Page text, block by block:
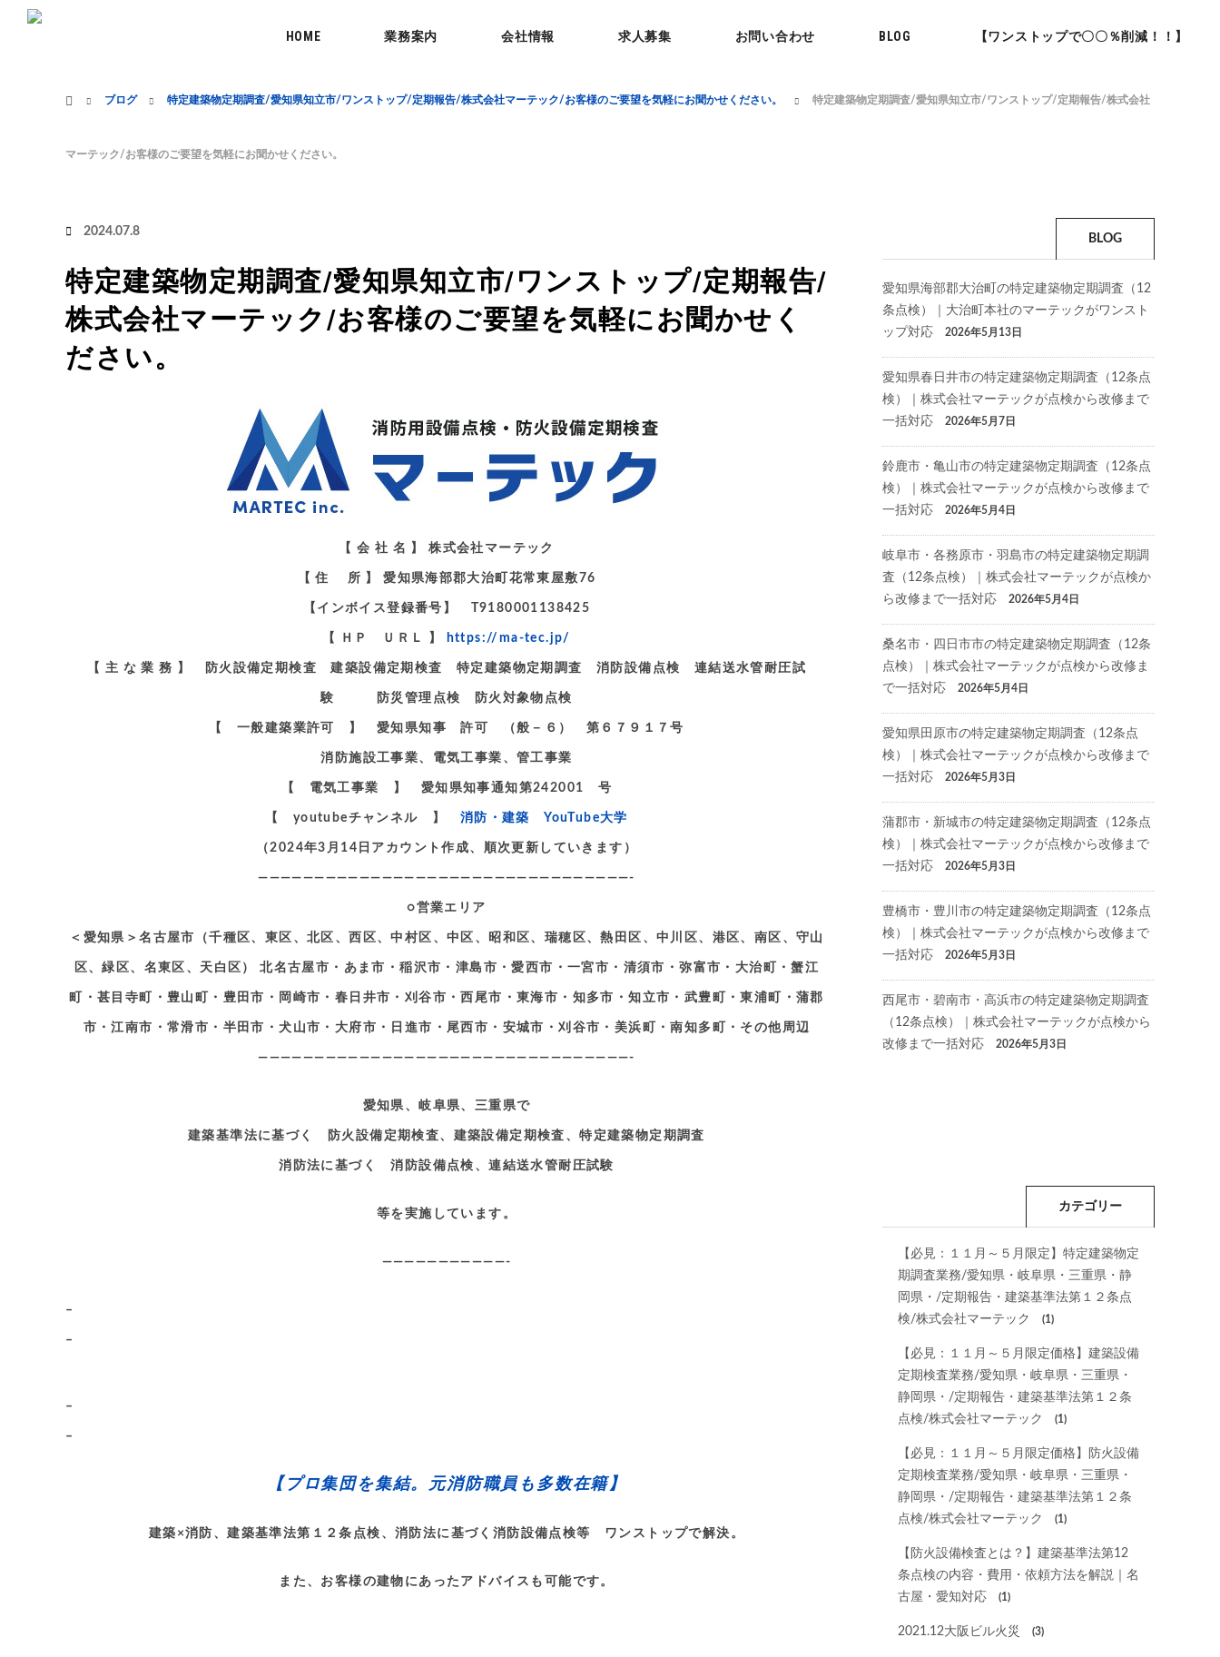
menu
HOME 業務案内 会社情報 求人募集 お問い合わせ BLOG 【ワンストップで〇〇％削減！！】
ブログ
特定建築物定期調査/愛知県知立市/ワンストップ/定期報告/株式会社マーテック/お客様のご要望を気軽にお聞かせください。 特定建築物定期調査/愛知県知立市/ワンストップ/定期報告/株式会社
マーテック/お客様のご要望を気軽にお聞かせください。
2024.07.8
特定建築物定期調査/愛知県知立市/ワンストップ/定期報告/
株式会社マーテック/お客様のご要望を気軽にお聞かせく
ださい。
【 会 社 名 】 株式会社マーテック
【 住 所 】 愛知県海部郡大治町花常東屋敷76
【インボイス登録番号】 T9180001138425
【 ＨＰ ＵＲＬ 】 https://ma-tec.jp/
【 主 な 業 務 】 防火設備定期検査 建築設備定期検査 特定建築物定期調査 消防設備点検 連結送水管耐圧試
験 防災管理点検 防火対象物点検
【 一般建築業許可 】 愛知県知事 許可 （般－６） 第６７９１７号
消防施設工事業、電気工事業、管工事業
【 電気工事業 】 愛知県知事通知第242001 号
【 youtubeチャンネル 】 消防・建築 YouTube大学
（2024年3月14日アカウント作成、順次更新していきます）
—————————————————————————————————-
○営業エリア
＜愛知県＞名古屋市（千種区、東区、北区、西区、中村区、中区、昭和区、瑞穂区、熱田区、中川区、港区、南区、守山
区、緑区、名東区、天白区） 北名古屋市・あま市・稲沢市・津島市・愛西市・一宮市・清須市・弥富市・大治町・蟹江
町・甚目寺町・豊山町・豊田市・岡崎市・春日井市・刈谷市・西尾市・東海市・知多市・知立市・武豊町・東浦町・蒲郡
市・江南市・常滑市・半田市・犬山市・大府市・日進市・尾西市・安城市・刈谷市・美浜町・南知多町・その他周辺
—————————————————————————————————-
愛知県、岐阜県、三重県で
建築基準法に基づく 防火設備定期検査、建築設備定期検査、特定建築物定期調査
消防法に基づく 消防設備点検、連結送水管耐圧試験
等を実施しています。
———————————-
–
–
–
–
【プロ集団を集結。元消防職員も多数在籍】
建築×消防、建築基準法第１２条点検、消防法に基づく消防設備点検等 ワンストップで解決。
また、お客様の建物にあったアドバイスも可能です。
BLOG
愛知県海部郡大治町の特定建築物定期調査（12
条点検）｜大治町本社のマーテックがワンスト
ップ対応
2026年5月13日
愛知県春日井市の特定建築物定期調査（12条点
検）｜株式会社マーテックが点検から改修まで
一括対応
2026年5月7日
鈴鹿市・亀山市の特定建築物定期調査（12条点
検）｜株式会社マーテックが点検から改修まで
一括対応
2026年5月4日
岐阜市・各務原市・羽島市の特定建築物定期調
査（12条点検）｜株式会社マーテックが点検か
ら改修まで一括対応
2026年5月4日
桑名市・四日市市の特定建築物定期調査（12条
点検）｜株式会社マーテックが点検から改修ま
で一括対応
2026年5月4日
愛知県田原市の特定建築物定期調査（12条点
検）｜株式会社マーテックが点検から改修まで
一括対応
2026年5月3日
蒲郡市・新城市の特定建築物定期調査（12条点
検）｜株式会社マーテックが点検から改修まで
一括対応
2026年5月3日
豊橋市・豊川市の特定建築物定期調査（12条点
検）｜株式会社マーテックが点検から改修まで
一括対応
2026年5月3日
西尾市・碧南市・高浜市の特定建築物定期調査
（12条点検）｜株式会社マーテックが点検から
改修まで一括対応
2026年5月3日
カテゴリー
【必見：１１月～５月限定】特定建築物定
期調査業務/愛知県・岐阜県・三重県・静
岡県・/定期報告・建築基準法第１２条点
検/株式会社マーテック
(1)
【必見：１１月～５月限定価格】建築設備
定期検査業務/愛知県・岐阜県・三重県・
静岡県・/定期報告・建築基準法第１２条
点検/株式会社マーテック
(1)
【必見：１１月～５月限定価格】防火設備
定期検査業務/愛知県・岐阜県・三重県・
静岡県・/定期報告・建築基準法第１２条
点検/株式会社マーテック
(1)
【防火設備検査とは？】建築基準法第12
条点検の内容・費用・依頼方法を解説｜名
古屋・愛知対応
(1)
2021.12大阪ビル火災 (3)